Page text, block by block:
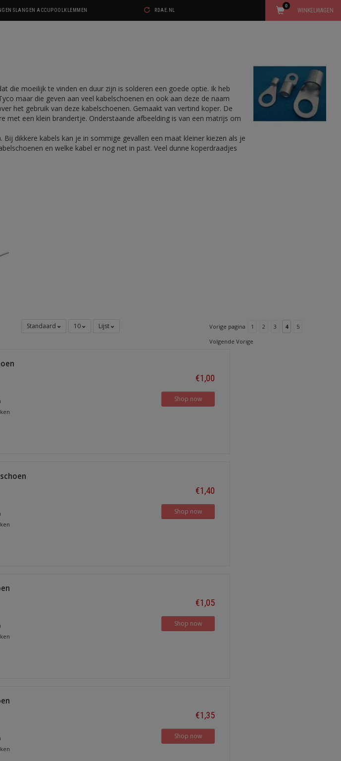
SLANGEN ACCUPOOLKLEMMEN RDAE.NL WINKELWAGEN
0
die moeilijk te vinden en duur zijn is solderen een goede optie. Ik heb
maar die geven aan veel kabelschoenen en ook aan deze de naam
het gebruik van deze kabelschoenen. Gemaakt van vertind koper. De
met een klein brandertje. Onderstaande afbeelding is van een matrijs om
dikkere kabels kan je in sommige gevallen een maat kleiner kiezen als je
en welke kabel er nog net in past. Veel dunne koperdraadjes
Standaard 10 Lijst Vorige pagina 1 2 3 4
5
Volgende Vorige
€1,00
Shop now
€1,40
Shop now
€1,05
Shop now
€1,35
Shop now